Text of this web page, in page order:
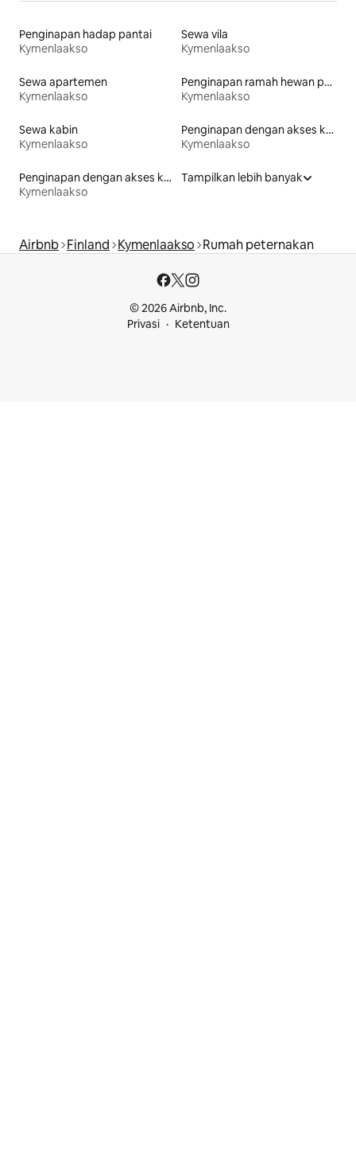
Penginapan hadap pantai
Kymenlaakso
Sewa vila
Kymenlaakso
Sewa apartemen
Kymenlaakso
Penginapan ramah hewan peliharaan
Kymenlaakso
Sewa kabin
Kymenlaakso
Penginapan dengan akses ke pantai
Kymenlaakso
Penginapan dengan akses ke danau
Kymenlaakso
Tampilkan lebih banyak
Airbnb Finland Kymenlaakso Rumah peternakan
© 2026 Airbnb, Inc.
Privasi
Ketentuan